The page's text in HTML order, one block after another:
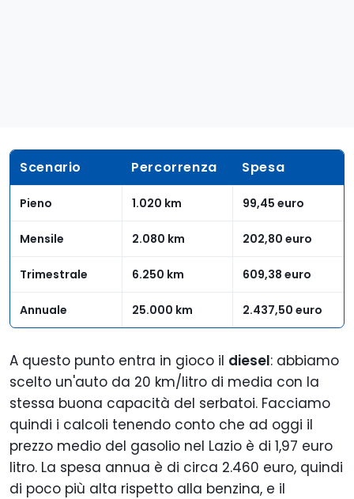
Scenario Percorrenza Spesa
Pieno 1.020 km 99,45 euro
Mensile 2.080 km 202,80 euro
Trimestrale 6.250 km 609,38 euro
Annuale 25.000 km 2.437,50 euro
A questo punto entra in gioco il diesel: abbiamo
scelto un'auto da 20 km/litro di media con la
stessa buona capacità del serbatoi. Facciamo
quindi i calcoli tenendo conto che ad oggi il
prezzo medio del gasolio nel Lazio è di 1,97 euro
litro. La spesa annua è di circa 2.460 euro, quindi
di poco più alta rispetto alla benzina, e il